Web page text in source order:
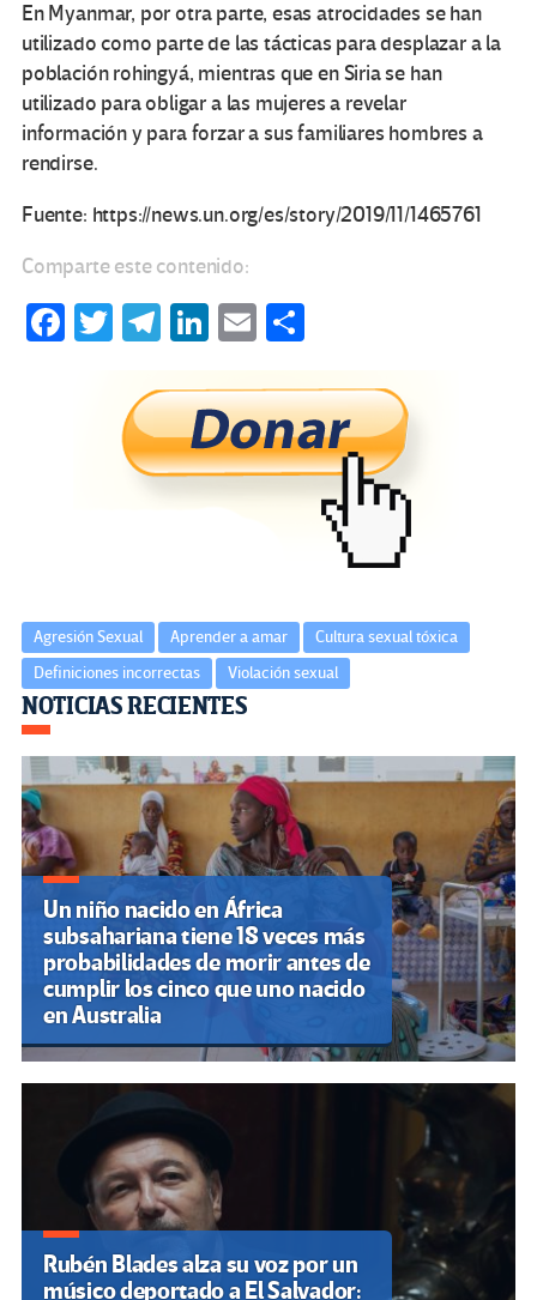
En Myanmar, por otra parte, esas atrocidades se han
utilizado como parte de las tácticas para desplazar a la
población rohingyá, mientras que en Siria se han
utilizado para obligar a las mujeres a revelar
información y para forzar a sus familiares hombres a
rendirse.
Fuente: https://news.un.org/es/story/2019/11/1465761
Comparte este contenido:
Fa T
tt
er
Te
gr
a
m
Li
ke
dI
n
E
ail m
p
ar
tir
Agresión Sexual Aprender a amar
Cultura sexual tóxica
Definiciones incorrectas
Violación sexual
Navegación
de
entradas
NOTICIAS RECIENTES
Un niño nacido en África
subsahariana tiene 18 veces más
probabilidades de morir antes de
cumplir los cinco que uno nacido
en Australia
Rubén Blades alza su voz por un
músico deportado a El Salvador: